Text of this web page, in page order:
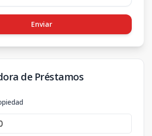
Enviar
de Préstamos